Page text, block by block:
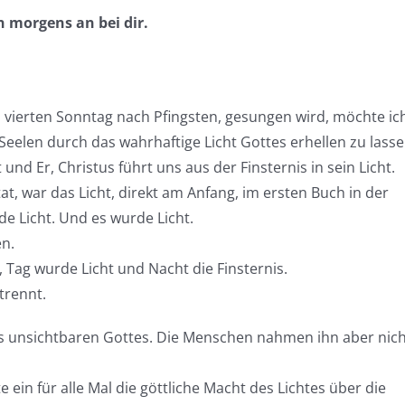
morgens an bei dir.
Sonntag nach Pfingsten, gesungen wird, möchte
durch das wahrhaftige Licht Gottes erhellen zu
Er, Christus führt uns aus der Finsternis in sein Licht.
war das Licht, direkt am Anfang, im ersten Buch in der
Licht. Und es wurde Licht.
wurde Licht und Nacht die Finsternis.
unsichtbaren Gottes. Die Menschen nahmen ihn aber
für alle Mal die göttliche Macht des Lichtes über die